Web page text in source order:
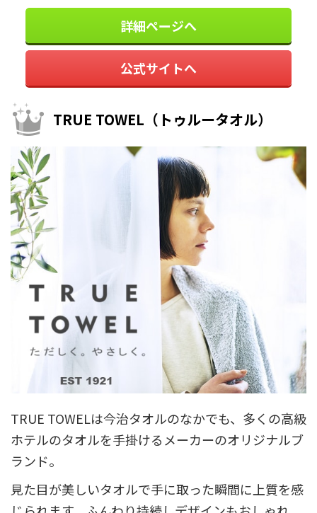
詳細ページへ
公式サイトへ
TRUE TOWEL（トゥルータオル）
TRUE TOWELは今治タオルのなかでも、多くの高級
ホテルのタオルを手掛けるメーカーのオリジナルブ
ランド。
見た目が美しいタオルで手に取った瞬間に上質を感